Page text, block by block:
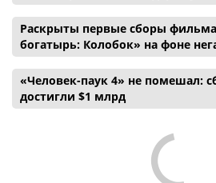
Раскрыты первые сборы
богатырь: Колобок» на фоне
«Человек-паук 4» не помешал:
достигли $1 млрд